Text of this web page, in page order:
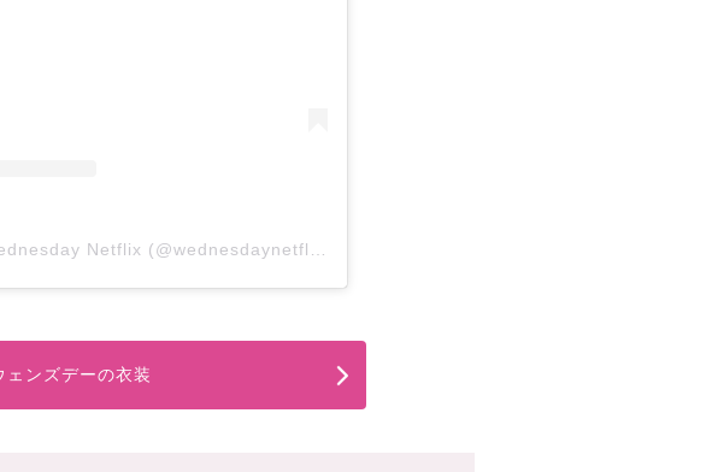
ェンズデーの衣装